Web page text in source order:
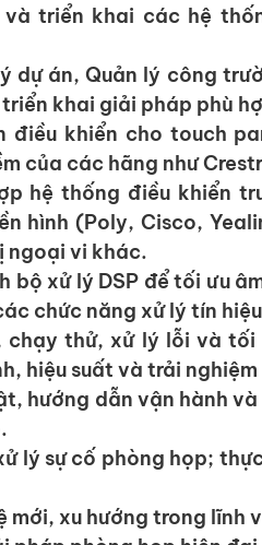
triển khai các hệ
dự án, Quản lý công
khai giải pháp phù
điều khiển cho touch
của các hãng như
hệ thống điều khiển
hình (Poly, Cisco,
ngoại vi khác.
bộ xử lý DSP để tối ưu
chức năng xử lý tín
chạy thử, xử lý lỗi và
hiệu suất và trải nghiệm
hướng dẫn vận hành
lý sự cố phòng họp;
mới, xu hướng trong lĩnh